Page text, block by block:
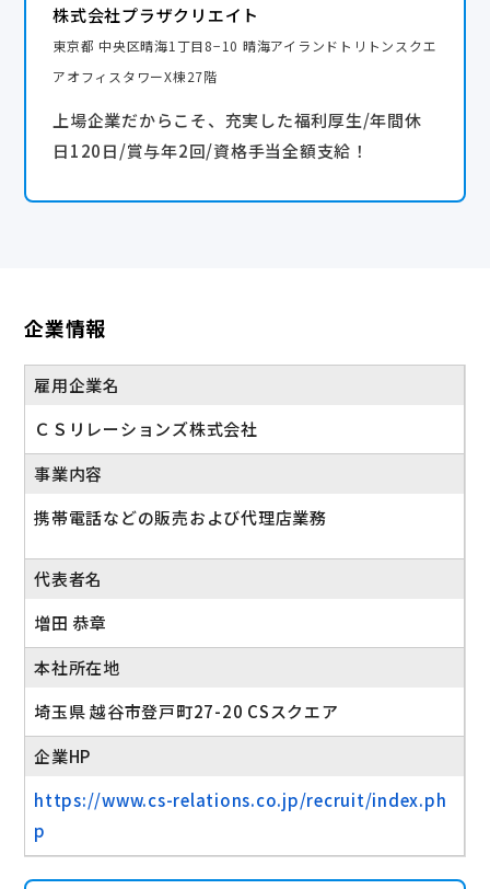
株式会社プラザクリエイト
東京都 中央区晴海1丁目8−10 晴海アイランドトリトンスクエ
アオフィスタワーX棟27階
上場企業だからこそ、充実した福利厚生/年間休
日120日/賞与年2回/資格手当全額支給！
企業情報
雇用企業名
ＣＳリレーションズ株式会社
事業内容
携帯電話などの販売および代理店業務
代表者名
増田 恭章
本社所在地
埼玉県 越谷市登戸町27-20 CSスクエア
企業HP
https://www.cs-relations.co.jp/recruit/index.ph
p